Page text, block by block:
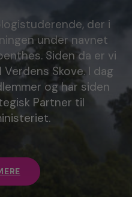
der i
under navnet
Siden da er vi
Skove. I dag
og har siden
Partner til